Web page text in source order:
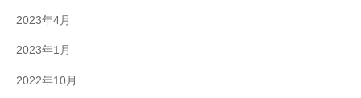
2023年4月
2023年1月
2022年10月